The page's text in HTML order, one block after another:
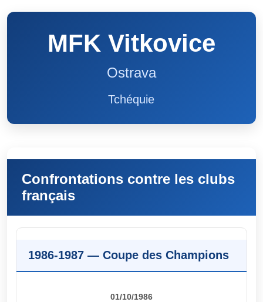
MFK Vitkovice
Ostrava
Tchéquie
Confrontations contre les clubs
français
1986-1987 — Coupe des Champions
01/10/1986